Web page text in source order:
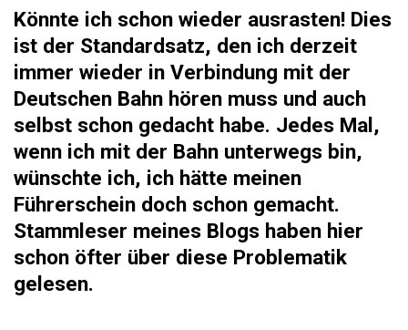
Könnte ich schon wieder ausrasten! Dies
ist der Standardsatz, den ich derzeit
immer wieder in Verbindung mit der
Deutschen Bahn hören muss und auch
selbst schon gedacht habe. Jedes Mal,
wenn ich mit der Bahn unterwegs bin,
wünschte ich, ich hätte meinen
Führerschein doch schon gemacht.
Stammleser meines Blogs haben hier
schon öfter über diese Problematik
gelesen.